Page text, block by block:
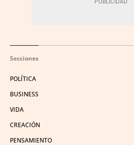
Secciones
POLÍTICA
BUSINESS
VIDA
CREACIÓN
PENSAMIENTO